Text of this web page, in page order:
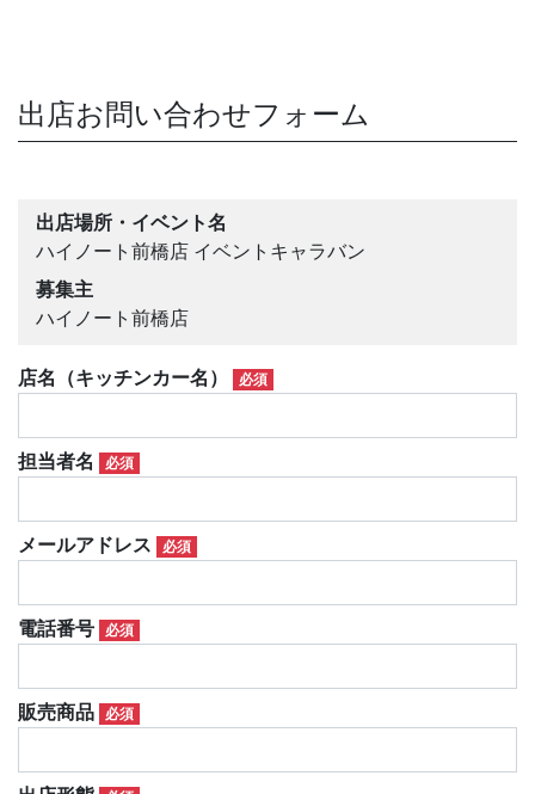
出店お問い合わせフォーム
出店場所・イベント名
ハイノート前橋店 イベントキャラバン
募集主
ハイノート前橋店
店名（キッチンカー名） 必須
担当者名 必須
メールアドレス 必須
電話番号 必須
販売商品 必須